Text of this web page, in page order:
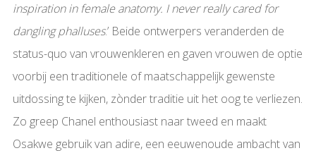
inspiration in female anatomy. I never really cared for
dangling phalluses.’ Beide ontwerpers veranderden de
status-quo van vrouwenkleren en gaven vrouwen de optie
voorbij een traditionele of maatschappelijk gewenste
uitdossing te kijken, zònder traditie uit het oog te verliezen.
Zo greep Chanel enthousiast naar tweed en maakt
Osakwe gebruik van adire, een eeuwenoude ambacht van